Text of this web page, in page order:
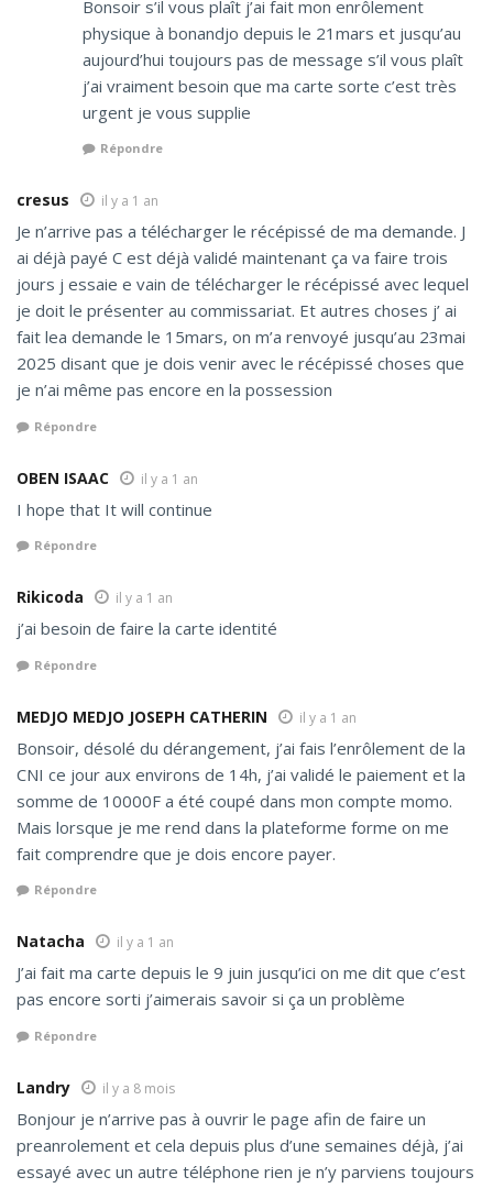
Bonsoir s’il vous plaît j’ai fait mon enrôlement
physique à bonandjo depuis le 21mars et jusqu’au
aujourd’hui toujours pas de message s’il vous plaît
j’ai vraiment besoin que ma carte sorte c’est très
urgent je vous supplie
Répondre
cresus il y a 1 an
Je n’arrive pas a télécharger le récépissé de ma demande. J
ai déjà payé C est déjà validé maintenant ça va faire trois
jours j essaie e vain de télécharger le récépissé avec lequel
je doit le présenter au commissariat. Et autres choses j’ ai
fait lea demande le 15mars, on m’a renvoyé jusqu’au 23mai
2025 disant que je dois venir avec le récépissé choses que
je n’ai même pas encore en la possession
Répondre
OBEN ISAAC il y a 1 an
I hope that It will continue
Répondre
Rikicoda il y a 1 an
j’ai besoin de faire la carte identité
Répondre
MEDJO MEDJO JOSEPH CATHERIN il y a 1 an
Bonsoir, désolé du dérangement, j’ai fais l’enrôlement de la
CNI ce jour aux environs de 14h, j’ai validé le paiement et la
somme de 10000F a été coupé dans mon compte momo.
Mais lorsque je me rend dans la plateforme forme on me
fait comprendre que je dois encore payer.
Répondre
Natacha il y a 1 an
J’ai fait ma carte depuis le 9 juin jusqu’ici on me dit que c’est
pas encore sorti j’aimerais savoir si ça un problème
Répondre
Landry il y a 8 mois
Bonjour je n’arrive pas à ouvrir le page afin de faire un
preanrolement et cela depuis plus d’une semaines déjà, j’ai
essayé avec un autre téléphone rien je n’y parviens toujours